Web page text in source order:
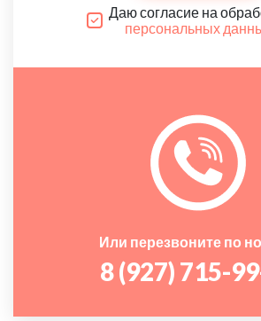
Даю согласие на
персональных
Или перезвоните по
8 (927) 715-